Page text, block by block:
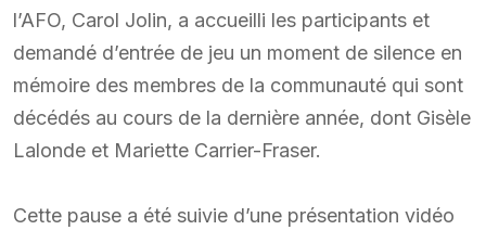
l’AFO, Carol Jolin, a accueilli les participants et
demandé d’entrée de jeu un moment de silence en
mémoire des membres de la communauté qui sont
décédés au cours de la dernière année, dont Gisèle
Lalonde et Mariette Carrier-Fraser.
Cette pause a été suivie d’une présentation vidéo